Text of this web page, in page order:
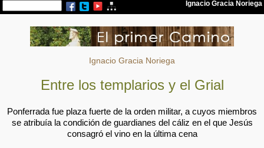
Ignacio Gracia Noriega
Entre los templarios y el Grial
Ponferrada fue plaza fuerte de la orden militar, a cuyos miembros
se atribuía la condición de guardianes del cáliz en el que Jesús
consagró el vino en la última cena